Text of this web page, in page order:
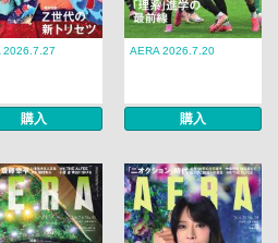
2026.7.27
購入
AERA 2026.7.20
購入